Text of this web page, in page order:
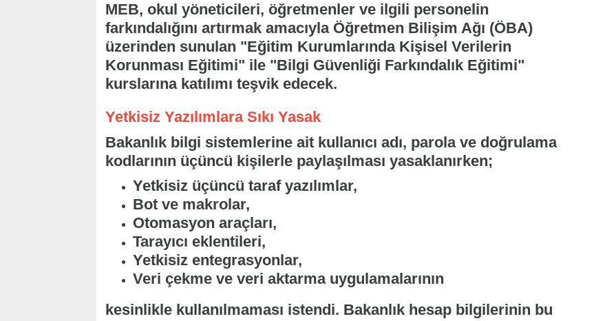
MEB, okul yöneticileri, öğretmenler ve ilgili personelin
farkındalığını artırmak amacıyla Öğretmen Bilişim Ağı (ÖBA)
üzerinden sunulan "Eğitim Kurumlarında Kişisel Verilerin
Korunması Eğitimi" ile "Bilgi Güvenliği Farkındalık Eğitimi"
kurslarına katılımı teşvik edecek.
Yetkisiz Yazılımlara Sıkı Yasak
Bakanlık bilgi sistemlerine ait kullanıcı adı, parola ve doğrulama
kodlarının üçüncü kişilerle paylaşılması yasaklanırken;
Yetkisiz üçüncü taraf yazılımlar,
Bot ve makrolar,
Otomasyon araçları,
Tarayıcı eklentileri,
Yetkisiz entegrasyonlar,
Veri çekme ve veri aktarma uygulamalarının
kesinlikle kullanılmaması istendi. Bakanlık hesap bilgilerinin bu